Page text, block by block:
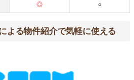
◎ ○
よる物件紹介で気軽に使える